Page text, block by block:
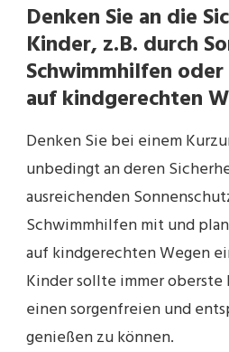
Denken Sie an die
Kinder, z.B. durch
Schwimmhilfen
auf kindgerechten
Denken Sie bei einem
unbedingt an deren
ausreichenden
Schwimmhilfen mit und
auf kindgerechten Wegen
Kinder sollte immer
einen sorgenfreien und
genießen zu können.